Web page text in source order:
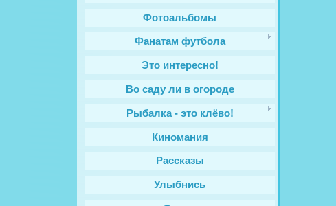
Фотоальбомы
Фанатам футбола
Это интересно!
Во саду ли в огороде
Рыбалка - это клёво!
Киномания
Рассказы
Улыбнись